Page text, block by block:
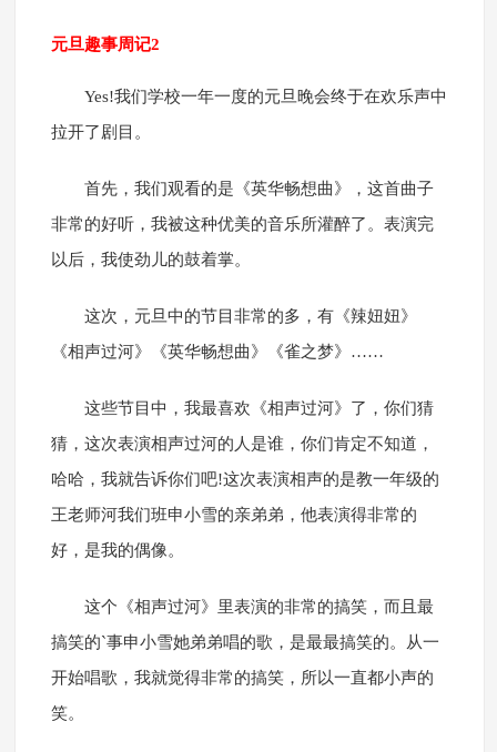
元旦趣事周记2
Yes!我们学校一年一度的元旦晚会终于在欢乐声中
拉开了剧目。
首先，我们观看的是《英华畅想曲》，这首曲子
非常的好听，我被这种优美的音乐所灌醉了。表演完
以后，我使劲儿的鼓着掌。
这次，元旦中的节目非常的多，有《辣妞妞》
《相声过河》《英华畅想曲》《雀之梦》……
这些节目中，我最喜欢《相声过河》了，你们猜
猜，这次表演相声过河的人是谁，你们肯定不知道，
哈哈，我就告诉你们吧!这次表演相声的是教一年级的
王老师河我们班申小雪的亲弟弟，他表演得非常的
好，是我的偶像。
这个《相声过河》里表演的非常的搞笑，而且最
搞笑的`事申小雪她弟弟唱的歌，是最最搞笑的。从一
开始唱歌，我就觉得非常的搞笑，所以一直都小声的
笑。